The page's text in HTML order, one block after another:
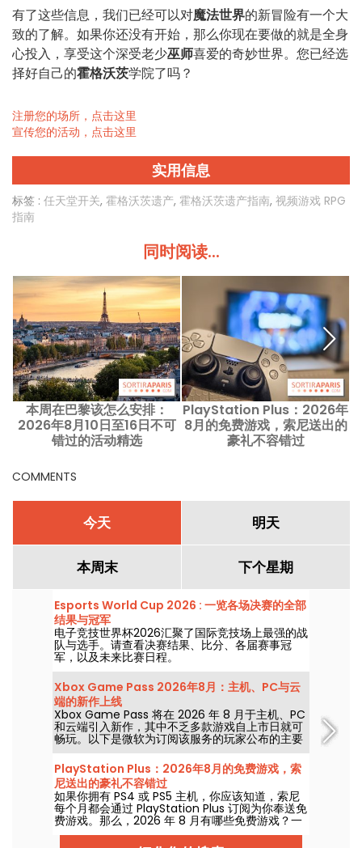
有了这些信息，我们已经可以对魔法世界的新冒险有一个大
致的了解。如果你还没有开始，那么你现在要做的就是全身
心投入，享受这个深受老少巫师喜爱的奇妙世界。您已经选
择好自己的霍格沃茨学院了吗？
注册您的场所，点击这里
宣传您的活动，点击这里
实用信息
标签 : 任天堂开关, 霍格沃茨遗产, 霍格沃茨遗产指南, 视频游戏 RPG
指南
同时阅读...
本周在巴黎该怎么安排：
2026年8月10日至16日不可
错过的活动精选
PlayStation Plus：2026年
8月的免费游戏，索尼送出的
豪礼不容错过
COMMENTS
今天 明天
本周末 下个星期
Esports World Cup 2026 : 一览各场决赛的全部
结果与冠军
电子竞技世界杯2026汇聚了国际竞技场上最强的战
队与选手。请查看决赛结果、比分、各届赛事冠
军，以及未来比赛日程。
Xbox Game Pass 2026年8月：主机、PC与云
端的新作上线
Xbox Game Pass 将在 2026 年 8 月于主机、PC
和云端引入新作，其中不乏多款游戏自上市日就可
畅玩。以下是微软为订阅该服务的玩家公布的主要
新增内容。
PlayStation Plus：2026年8月的免费游戏，索
尼送出的豪礼不容错过
如果你拥有 PS4 或 PS5 主机，你应该知道，索尼
每个月都会通过 PlayStation Plus 订阅为你奉送免
费游戏。那么，2026 年 8 月有哪些免费游戏？一
起来看看本月的精选。